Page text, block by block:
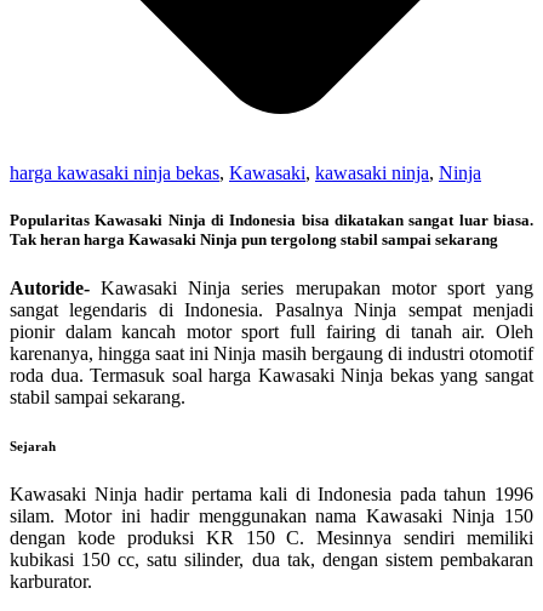
harga kawasaki ninja bekas, Kawasaki, kawasaki ninja, Ninja
Popularitas Kawasaki Ninja di Indonesia bisa dikatakan sangat luar biasa.
Tak heran harga Kawasaki Ninja pun tergolong stabil sampai sekarang
Autoride- Kawasaki Ninja series merupakan motor sport yang
sangat legendaris di Indonesia. Pasalnya Ninja sempat menjadi
pionir dalam kancah motor sport full fairing di tanah air. Oleh
karenanya, hingga saat ini Ninja masih bergaung di industri otomotif
roda dua. Termasuk soal harga Kawasaki Ninja bekas yang sangat
stabil sampai sekarang.
Sejarah
Kawasaki Ninja hadir pertama kali di Indonesia pada tahun 1996
silam. Motor ini hadir menggunakan nama Kawasaki Ninja 150
dengan kode produksi KR 150 C. Mesinnya sendiri memiliki
kubikasi 150 cc, satu silinder, dua tak, dengan sistem pembakaran
karburator.